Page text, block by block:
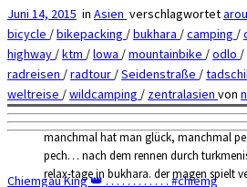
manchmal hat man glück, manchmal
pech… nach dem rennen durch
relax-tage in bukhara. der magen spielt
Juni 14, 2015 in Asien verschlagwortet
bicycle /bikepacking /bukhara /camping /
highway /ktm /lowa /mountainbike /odlo /
radreisen /radtour /Seidenstraße /
weltreise /wildcamping / zentralasien von
Chiemgau King 👑 . . . . . . . . . . . . #chiemg